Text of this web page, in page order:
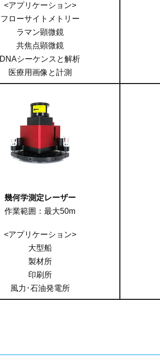
<アプリケーション>
フローサイトメトリー
ラマン顕微鏡
共焦点顕微鏡
DNAシーケンスと解析
医療用画像と計測
幾何学測定レーザー
作業範囲：最大50m
<アプリケーション>
大型船
製材所
印刷所
風力･石油発電所